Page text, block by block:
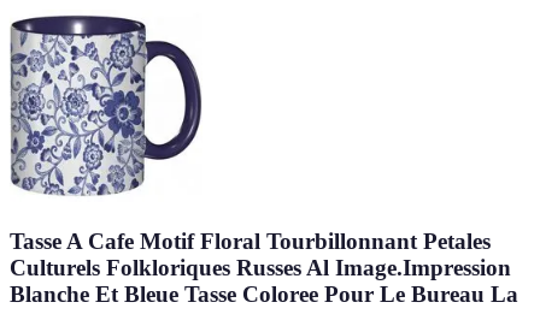
Tasse A Cafe Motif Floral Tourbillonnant Petales
Culturels Folkloriques Russes Al Image.Impression
Blanche Et Bleue Tasse Coloree Pour Le Bureau La